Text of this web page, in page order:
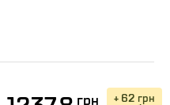
грн + 62 грн